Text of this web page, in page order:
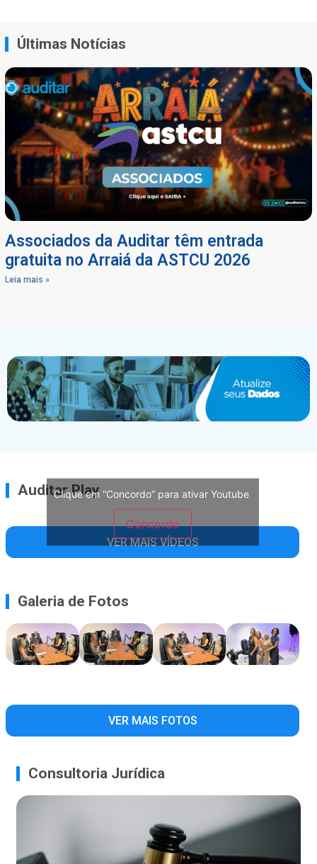
Últimas Notícias
Associados da Auditar têm entrada
gratuita no Arraiá da ASTCU 2026
Leia mais »
Auditar Play
Clique em “Concordo” para ativar Youtube
Concordo
VER MAIS VÍDEOS
Galeria de Fotos
VER MAIS FOTOS
Consultoria Jurídica